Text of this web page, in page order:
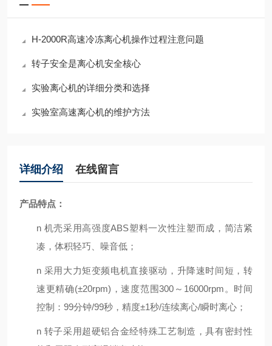
H-2000R高速冷冻离心机操作过程注意问题
转子安全是离心机安全核心
实验离心机的详细分类和选择
实验室高速离心机的维护方法
详细介绍 在线留言
产品特点：
n 机壳采用高强度ABS塑料一次性注塑而成，简洁紧
凑，体积轻巧、噪音低 ；
n 采用大力矩变频电机直接驱动，升降速时间短，转
速更精确(±20rpm)，速度范围300～16000rpm。时间
控制：99分钟/99秒，精度±1秒/连续离心/瞬时离心 ；
n 转子采用超硬铝合金经特殊工艺制造，具有密封性